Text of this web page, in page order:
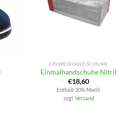
EINWEGHANDSCHUHE
Einmalhandschuhe Nitril
€18,60
Enthält 20% MwSt.
zzgl. Versand